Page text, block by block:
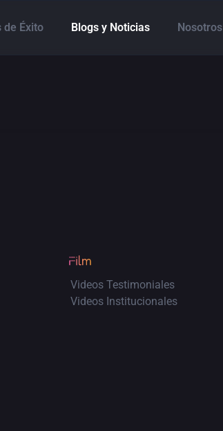
de Éxito Blogs y Noticias Nosotros
Videos Testimoniales
Videos Institucionales